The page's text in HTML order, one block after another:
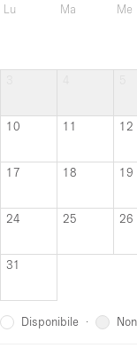
Lu
Ma Me
10 11 12
17 18 19
24 25 26
31
Disponibile ·